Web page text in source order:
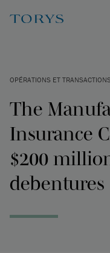
OPÉRATIONS ET
The
Insurance
$200
debentures